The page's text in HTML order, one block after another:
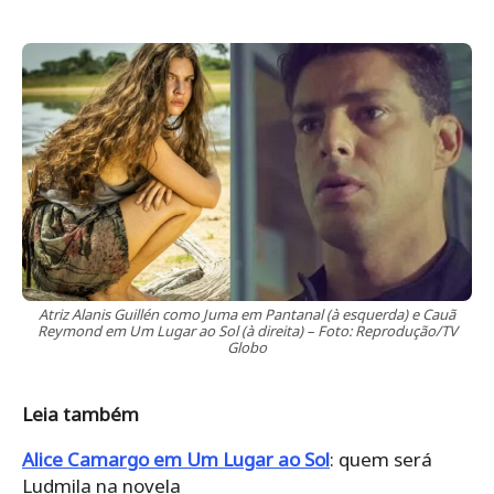
Atriz Alanis Guillén como Juma em Pantanal (à esquerda) e Cauã
Reymond em Um Lugar ao Sol (à direita) – Foto: Reprodução/TV
Globo
Leia também
Alice Camargo em Um Lugar ao Sol: quem será
Ludmila na novela